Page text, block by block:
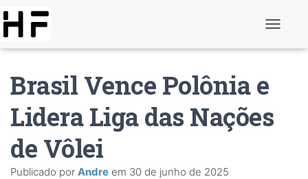
r
d
Brasil Vence Polônia e
Lidera Liga das Nações
de Vôlei
Publicado por Andre em 30 de junho de 2025